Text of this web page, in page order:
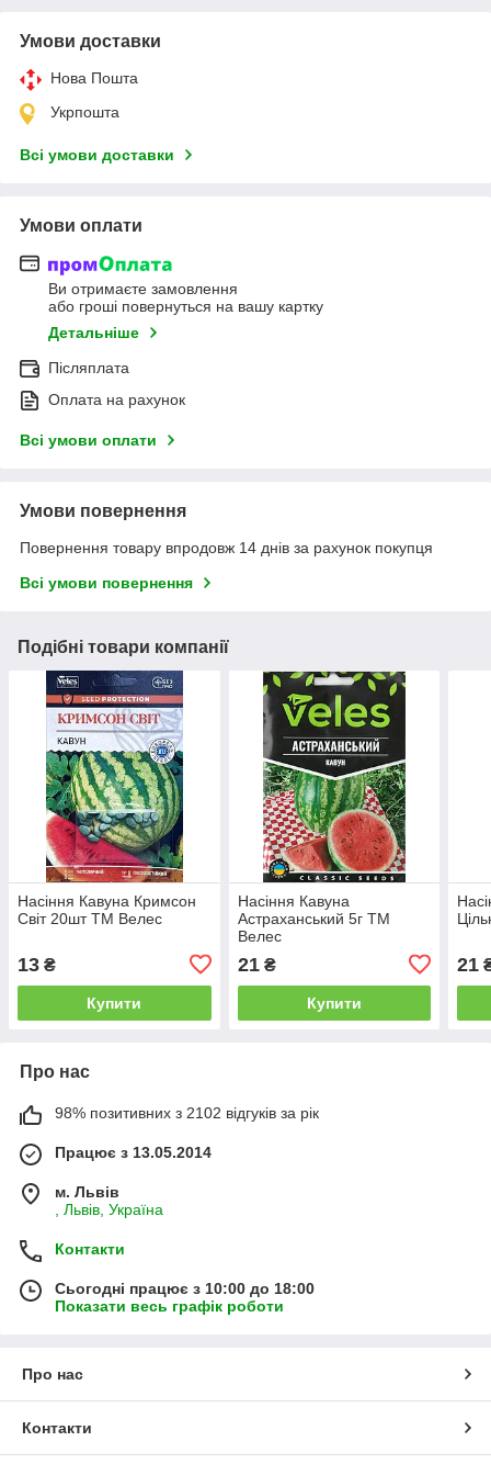
Умови доставки
Нова Пошта
Укрпошта
Всі умови доставки
Умови оплати
Ви отримаєте замовлення
або гроші повернуться на вашу картку
Детальніше
Післяплата
Оплата на рахунок
Всі умови оплати
Умови повернення
Повернення товару впродовж 14 днів за рахунок покупця
Всі умови повернення
Подібні товари компанії
Насіння Кавуна Кримсон
Світ 20шт ТМ Велес
13 ₴
Купити
Насіння Кавуна
Астраханський 5г ТМ
Велес
21₴
Купити
21
Про нас
98% позитивних з 2102 відгуків за рік
Працює з 13.05.2014
м. Львів
, Львів, Україна
Контакти
Сьогодні працює з 10:00 до 18:00
Показати весь графік роботи
Про нас
Контакти